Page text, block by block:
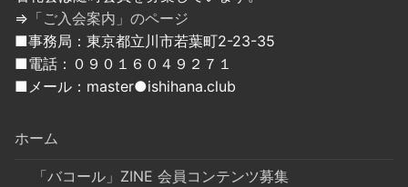
⇒ 「ご入会案内」のページ
■事務局：東京都立川市若葉町2-23-35
■電話：０９０１６０４９２７１
■メール：master●ishihana.club
ホーム
「バコール」ZINE 会員コンテンツ募集